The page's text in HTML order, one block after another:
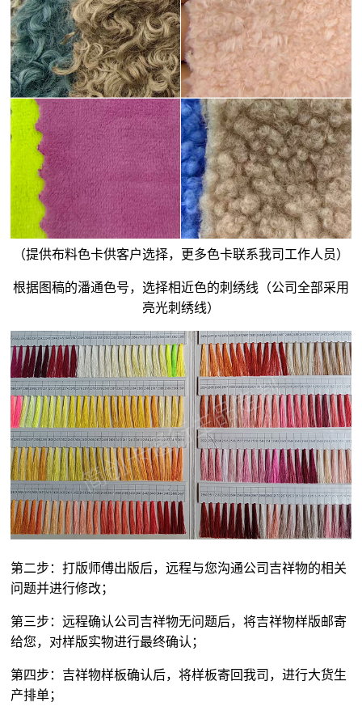
（提供布料色卡供客户选择，更多色卡联系我司工作人员）
根据图稿的潘通色号，选择相近色的刺绣线（公司全部采用
亮光刺绣线）
第二步：打版师傅出版后，远程与您沟通公司吉祥物的相关
问题并进行修改；
第三步：远程确认公司吉祥物无问题后，将吉祥物样版邮寄
给您，对样版实物进行最终确认；
第四步：吉祥物样板确认后，将样板寄回我司，进行大货生
产排单；